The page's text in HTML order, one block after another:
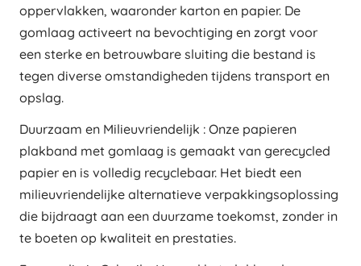
oppervlakken, waaronder karton en papier. De
gomlaag activeert na bevochtiging en zorgt voor
een sterke en betrouwbare sluiting die bestand is
tegen diverse omstandigheden tijdens transport en
opslag.
Duurzaam en Milieuvriendelijk : Onze papieren
plakband met gomlaag is gemaakt van gerecycled
papier en is volledig recyclebaar. Het biedt een
milieuvriendelijke alternatieve verpakkingsoplossing
die bijdraagt aan een duurzame toekomst, zonder in
te boeten op kwaliteit en prestaties.